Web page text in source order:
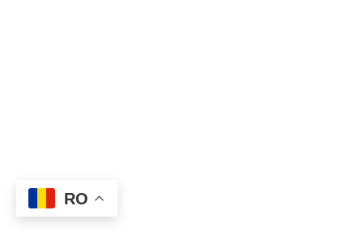
RO